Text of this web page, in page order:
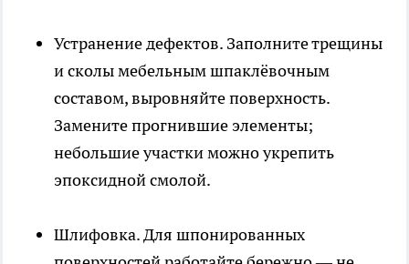
Устранение дефектов. Заполните трещины
и сколы мебельным шпаклёвочным
составом, выровняйте поверхность.
Замените прогнившие элементы;
небольшие участки можно укрепить
эпоксидной смолой.
Шлифовка. Для шпонированных